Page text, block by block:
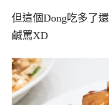
但這個Dong吃多了
鹹罵XD